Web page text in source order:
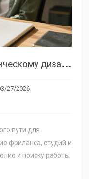
К
уда идти работать графическому дизайнеру: выбор направления и поиск заказов в 2026 году
27/2026
пути для
фриланса, студий и
и поиску работы